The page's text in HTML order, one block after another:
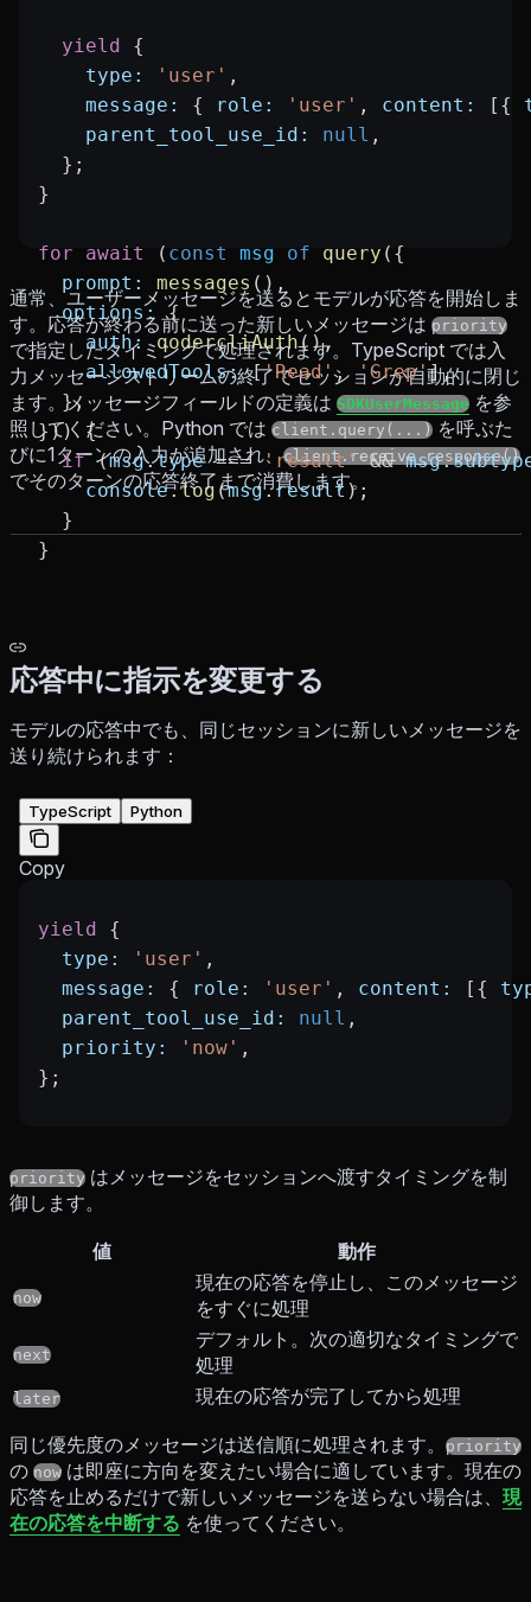
  yield
{
    type:
'user' ,
    message:
{ role: 'user' , content: [{
    parent_tool_use_id:
null ,
  };
}
for await ( const msg of query ({
  prompt:
messages (),
  options:
{
    auth:
qodercliAuth(),
    allowedTools:
['Read' , 'Grep'],
  },
})) {
  if
(msg.type === 'result' && msg.
    console
.log (msg.result );
  }
}
通常、ユーザーメッセージを送るとモデルが応答を開始しま
す。応答が終わる前に送った新しいメッセージは priority
で指定したタイミングで処理されます。TypeScript では入
力メッセージストリームの終了でセッションが自動的に閉じ
ます。メッセージフィールドの定義は SDKUserMessage を参
照してください。Python では client.query(...) を呼ぶた
びに1ターンの入力が追加され、client.receive_response()
でそのターンの応答終了まで消費します。
応答中に指示を変更する
モデルの応答中でも、同じセッションに新しいメッセージを
送り続けられます：
TypeScript Python
Copy
yield
{
  type:
'user' ,
  message:
{ role: 'user' , content: [{
  parent_tool_use_id:
null ,
  priority:
'now' ,
};
priority はメッセージをセッションへ渡すタイミングを制
御します。
値 動作
now
現在の応答を停止し、このメッセージ
をすぐに処理
next
デフォルト。次の適切なタイミングで
処理
later 現在の応答が完了してから処理
同じ優先度のメッセージは送信順に処理されます。 priority
の now は即座に方向を変えたい場合に適しています。現在の
応答を止めるだけで新しいメッセージを送らない場合は、 現
在の応答を中断する を使ってください。